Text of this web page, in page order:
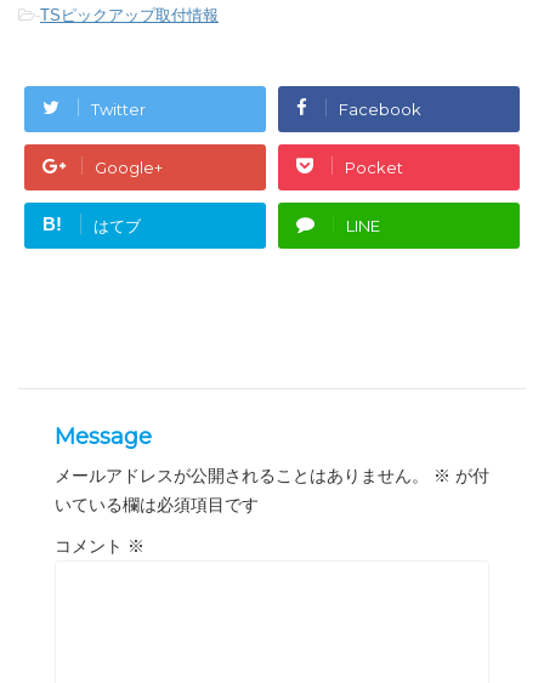
-TSピックアップ取付情報
Twitter Facebook
Google+ Pocket
B! はてブ LINE
Message
メールアドレスが公開されることはありません。 ※ が付
いている欄は必須項目です
コメント ※